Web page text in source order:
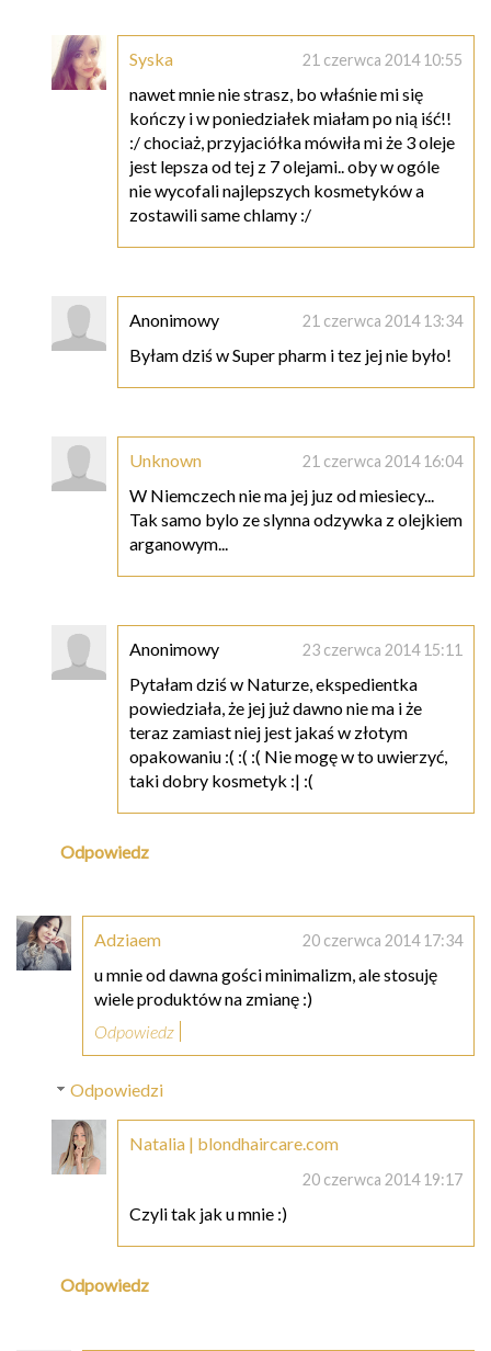
Syska 21 czerwca 2014 10:55
nawet mnie nie strasz, bo właśnie mi się
kończy i w poniedziałek miałam po nią iść!!
:/ chociaż, przyjaciółka mówiła mi że 3 oleje
jest lepsza od tej z 7 olejami.. oby w ogóle
nie wycofali najlepszych kosmetyków a
zostawili same chlamy :/
Anonimowy 21 czerwca 2014 13:34
Byłam dziś w Super pharm i tez jej nie było!
Unknown 21 czerwca 2014 16:04
W Niemczech nie ma jej juz od miesiecy...
Tak samo bylo ze slynna odzywka z olejkiem
arganowym...
Anonimowy 23 czerwca 2014 15:11
Pytałam dziś w Naturze, ekspedientka
powiedziała, że jej już dawno nie ma i że
teraz zamiast niej jest jakaś w złotym
opakowaniu :( :( :( Nie mogę w to uwierzyć,
taki dobry kosmetyk :| :(
Odpowiedz
Adziaem 20 czerwca 2014 17:34
u mnie od dawna gości minimalizm, ale stosuję
wiele produktów na zmianę :)
Odpowiedz
Odpowiedzi
Natalia | blondhaircare.com
20 czerwca 2014 19:17
Czyli tak jak u mnie :)
Odpowiedz